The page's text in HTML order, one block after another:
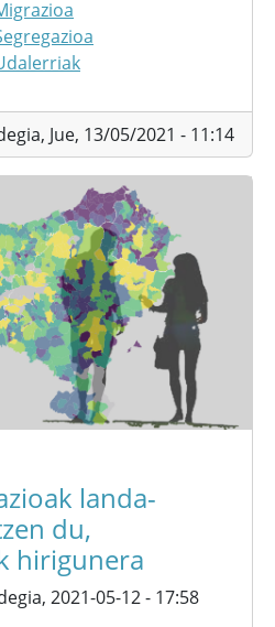
Jue, 13/05/2021 - 11:14
landa-
du,
hirigunera
2021-05-12 - 17:58